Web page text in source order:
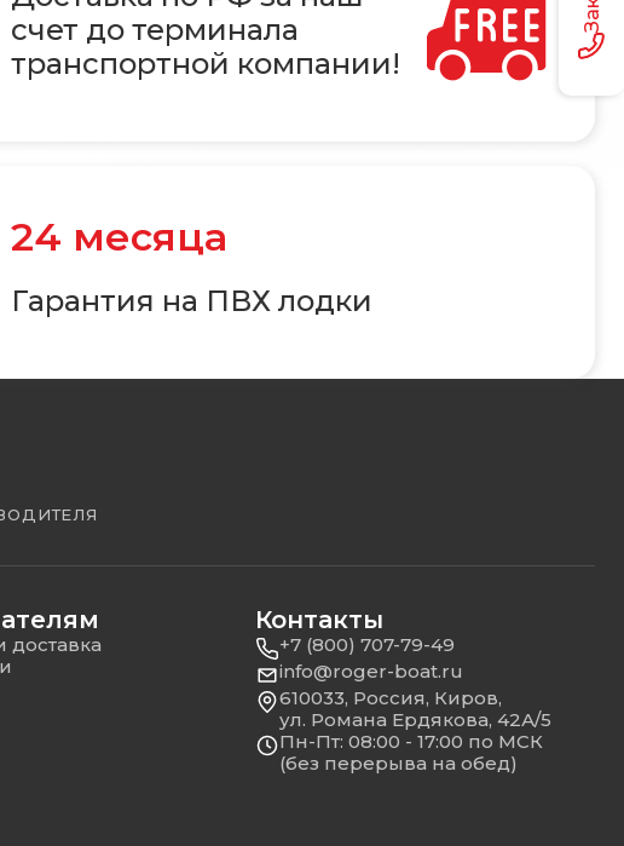
счет до терминала
транспортной компании!
24 месяца
Гарантия на ПВХ лодки
доставка
Контакты
+7 (800) 707-79-49
info@roger-boat.ru
610033, Россия, Киров,
ул. Романа Ердякова, 42А/5
Пн-Пт: 08:00 - 17:00 по МСК
(без перерыва на обед)